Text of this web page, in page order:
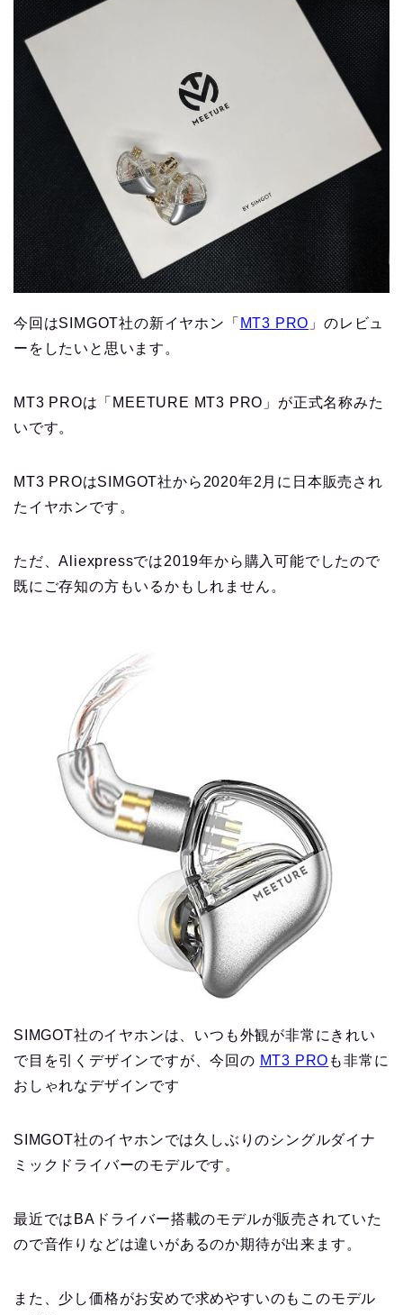
今回はSIMGOT社の新イヤホン「 MT3 PRO 」のレビュ
ーをしたいと思います。
MT3 PROは「MEETURE MT3 PRO」が正式名称みた
いです。
MT3 PROはSIMGOT社から2020年2月に日本販売され
たイヤホンです。
ただ、Aliexpressでは2019年から購入可能でしたので
既にご存知の方もいるかもしれません。
SIMGOT社のイヤホンは、いつも外観が非常にきれい
で目を引くデザインですが、今回の MT3 PRO も非常に
おしゃれなデザインです
SIMGOT社のイヤホンでは久しぶりのシングルダイナ
ミックドライバーのモデルです。
最近ではBAドライバー搭載のモデルが販売されていた
ので音作りなどは違いがあるのか期待が出来ます。
また、少し価格がお安めで求めやすいのもこのモデル